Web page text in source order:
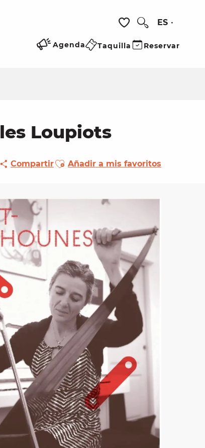
Voir les favoris
ES
Agenda Taquilla Reservar
Loupiots
CompartirAjouter aux favoris
Añadir a mis favoritos